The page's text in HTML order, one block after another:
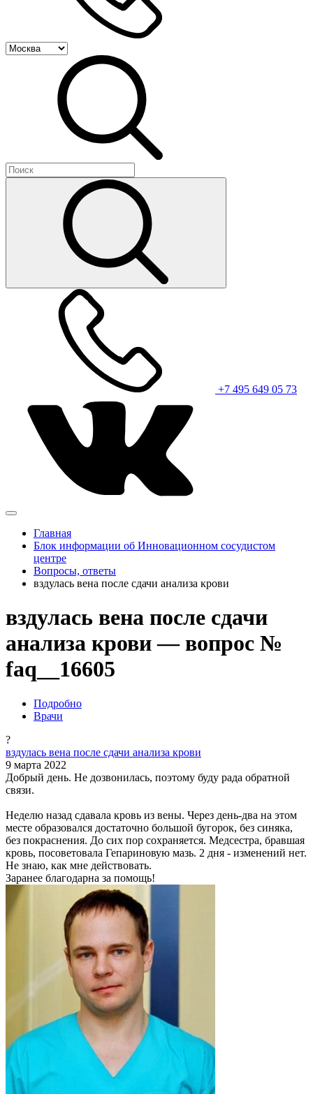
+7 495 649 05 73
Главная
Блок информации об Инновационном сосудистом
центре
Вопросы, ответы
вздулась вена после сдачи анализа крови
вздулась вена после сдачи
анализа крови — вопрос №
faq__16605
Подробно
Врачи
?
вздулась вена после сдачи анализа крови
9 марта 2022
Добрый день. Не дозвонилась, поэтому буду рада обратной
связи.
Неделю назад сдавала кровь из вены. Через день-два на этом
месте образовался достаточно большой бугорок, без синяка,
без покраснения. До сих пор сохраняется. Медсестра, бравшая
кровь, посоветовала Гепариновую мазь. 2 дня - изменений нет.
Не знаю, как мне действовать.
Заранее благодарна за помощь!